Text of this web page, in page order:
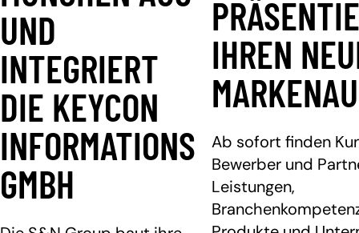
UND
INTEGRIERT
DIE KEYCON
INFORMATIONS
GMBH
IHREN
Ab sofort finden
Bewerber und
Leistungen,